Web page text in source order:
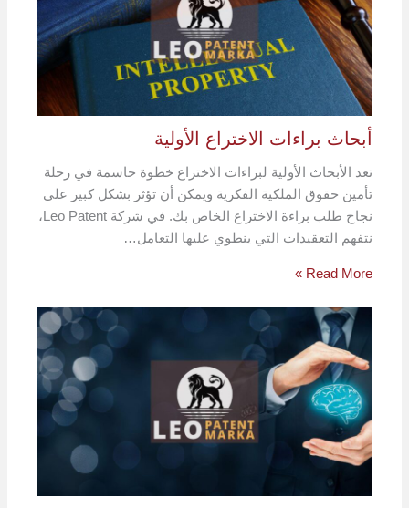
أبحاث براءات الاختراع الأولية
تعد الأبحاث الأولية لبراءات الاختراع خطوة حاسمة في رحلة
تأمين حقوق الملكية الفكرية ويمكن أن تؤثر بشكل كبير على
نجاح طلب براءة الاختراع الخاص بك. في شركة Leo Patent،
نتفهم التعقيدات التي ينطوي عليها التعامل…
Read More »